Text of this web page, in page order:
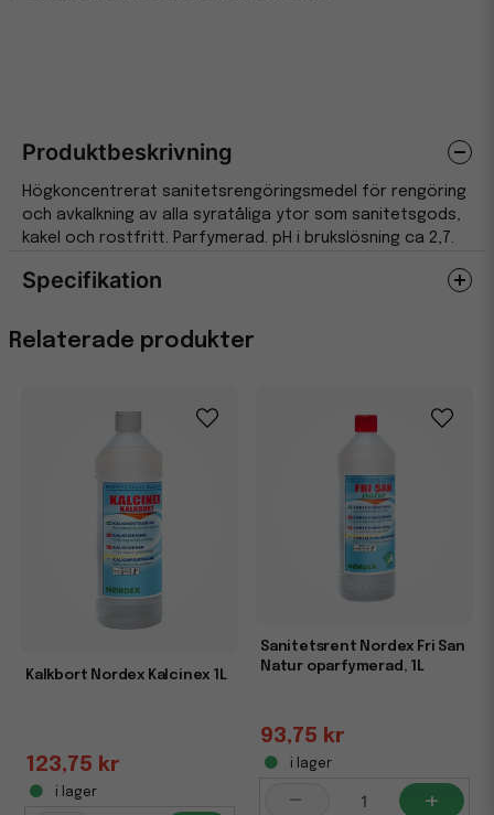
Relaterade produkter
Kalkbort Nordex Kalcinex 1L
123,75 kr
i lager
Sanitetsrent Nordex Fri San
Natur oparfymerad, 1L
93,75 kr
i lager
- +
Produktbeskrivning
Högkoncentrerat sanitetsrengöringsmedel för rengöring
och avkalkning av alla syratåliga ytor som sanitetsgods,
kakel och rostfritt. Parfymerad. pH i brukslösning ca 2,7.
Specifikation
Egenskaper